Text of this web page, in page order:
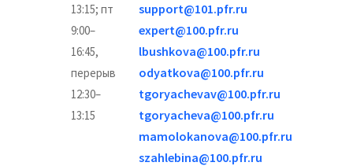
13:15; пт
9:00–
16:45,
перерыв
12:30–
13:15
support@101.pfr.ru
expert@100.pfr.ru
lbushkova@100.pfr.ru
odyatkova@100.pfr.ru
tgoryachevav@100.pfr.ru
tgoryacheva@100.pfr.ru
mamolokanova@100.pfr.ru
szahlebina@100.pfr.ru